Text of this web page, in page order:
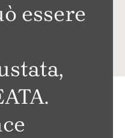
essere